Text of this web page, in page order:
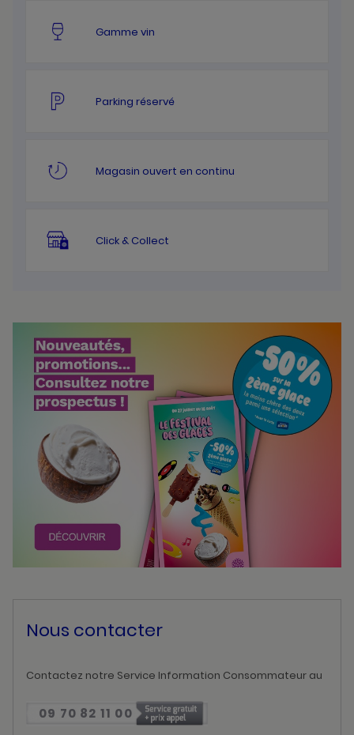
Gamme vin
Parking réservé
Magasin ouvert en continu
Click & Collect
Nous contacter
Contactez notre Service Information Consommateur au
09 70 82 11 00